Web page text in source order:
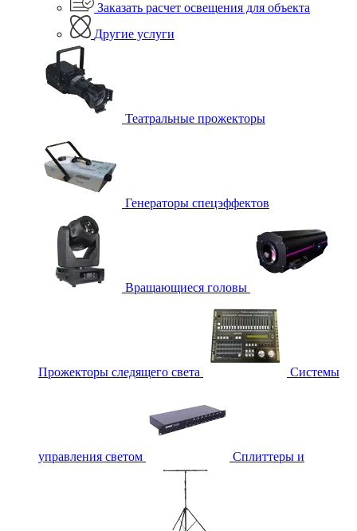
Заказать расчет освещения для объекта
Другие услуги
Театральные прожекторы
Генераторы спецэффектов
Вращающиеся головы
Прожекторы следящего света Системы
управления светом Сплиттеры и